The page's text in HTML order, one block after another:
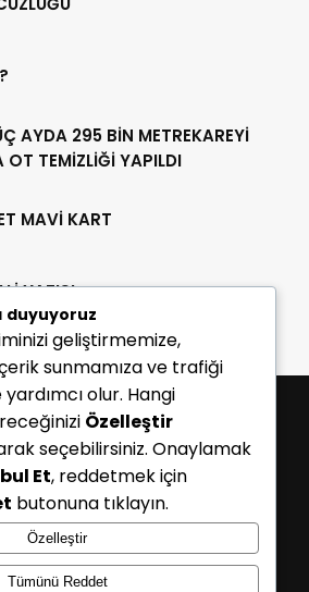
AYDA 295 BİN METREKAREYİ
TEMİZLİĞİ YAPILDI
MAVİ KART
YAZISI
ADMIN → Görünüm → Menüler
yapınız.
duyuyoruz
geliştirmemize,
sunmamıza ve trafiği
olur. Hangi
Özelleştir
seçebilirsiniz. Onaylamak
Et, reddetmek için
butonuna tıklayın.
Özelleştir
Tümünü Reddet